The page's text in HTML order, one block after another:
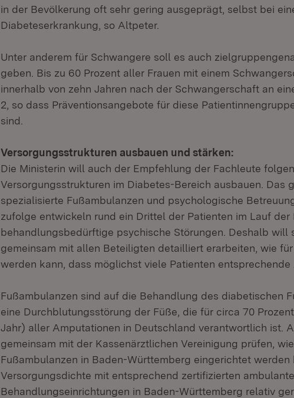
in der Bevölkerung oft sehr gering ausgeprägt, selbst bei
Diabeteserkrankung, so Altpeter.
Unter anderem für Schwangere soll es auch
geben. Bis zu 60 Prozent aller Frauen mit einem
innerhalb von zehn Jahren nach der Schwangerschaft an
2, so dass Präventionsangebote für diese
sind.
Versorgungsstrukturen ausbauen und stärken:
Die Ministerin will auch der Empfehlung der Fachleute
Versorgungsstrukturen im Diabetes-Bereich ausbauen. Das
spezialisierte Fußambulanzen und psychologische
zufolge entwickeln rund ein Drittel der Patienten im Lauf der
behandlungsbedürftige psychische Störungen. Deshalb will
gemeinsam mit allen Beteiligten detailliert erarbeiten, wie
werden kann, dass möglichst viele Patienten entsprechende
Fußambulanzen sind auf die Behandlung des diabetischen
eine Durchblutungsstörung der Füße, die für circa 70
Jahr) aller Amputationen in Deutschland verantwortlich ist.
gemeinsam mit der Kassenärztlichen Vereinigung prüfen,
Fußambulanzen in Baden-Württemberg eingerichtet werden
Versorgungsdichte mit entsprechend zertifizierten
Behandlungseinrichtungen in Baden-Württemberg relativ